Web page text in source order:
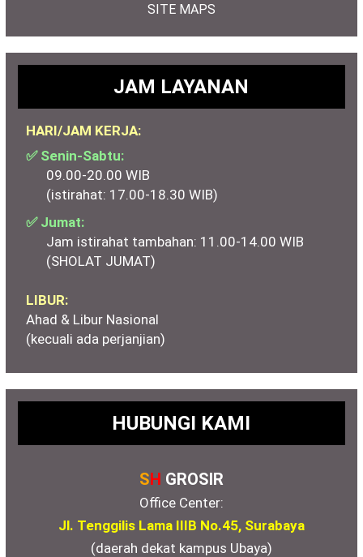
SITE MAPS
JAM LAYANAN
HARI/JAM KERJA:
✅ Senin-Sabtu:
09.00-20.00 WIB
(istirahat: 17.00-18.30 WIB)
✅ Jumat:
Jam istirahat tambahan: 11.00-14.00 WIB
(SHOLAT JUMAT)
LIBUR:
Ahad & Libur Nasional
(kecuali ada perjanjian)
HUBUNGI KAMI
SH GROSIR
Office Center:
Jl. Tenggilis Lama IIIB No.45, Surabaya
(daerah dekat kampus Ubaya)